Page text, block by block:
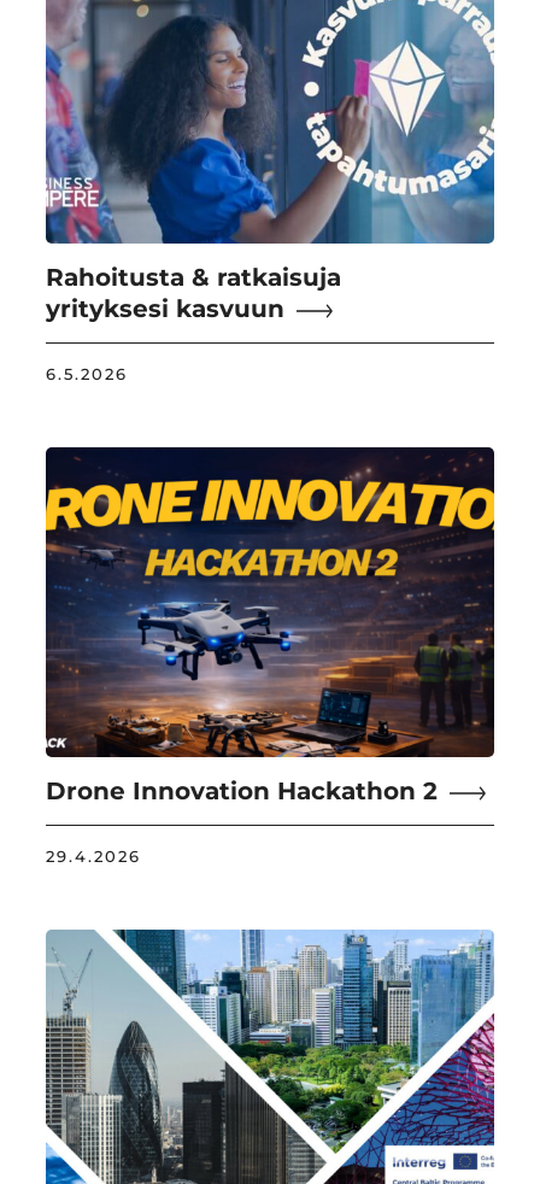
Rahoitusta & ratkaisuja
yrityksesi kasvuun
6.5.2026
Drone Innovation Hackathon 2
29.4.2026